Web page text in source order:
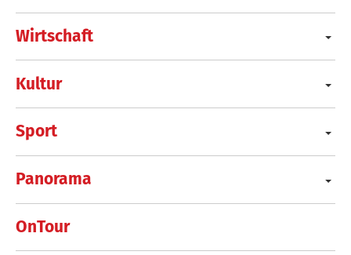
Wirtschaft
Kultur
Sport
Panorama
OnTour